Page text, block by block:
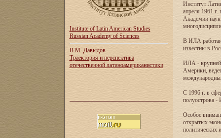
Institute of Latin American Studies
Russian Academy of Sciences
В.М. Давыдов
Траектория и перспектива
отечественной латиноамериканистики
Институт
апреля 1961
Академии
В ИЛА
известны в
ИЛА -
Америки,
С 1996 г. в
полуострова -
Особое
открытых
политических